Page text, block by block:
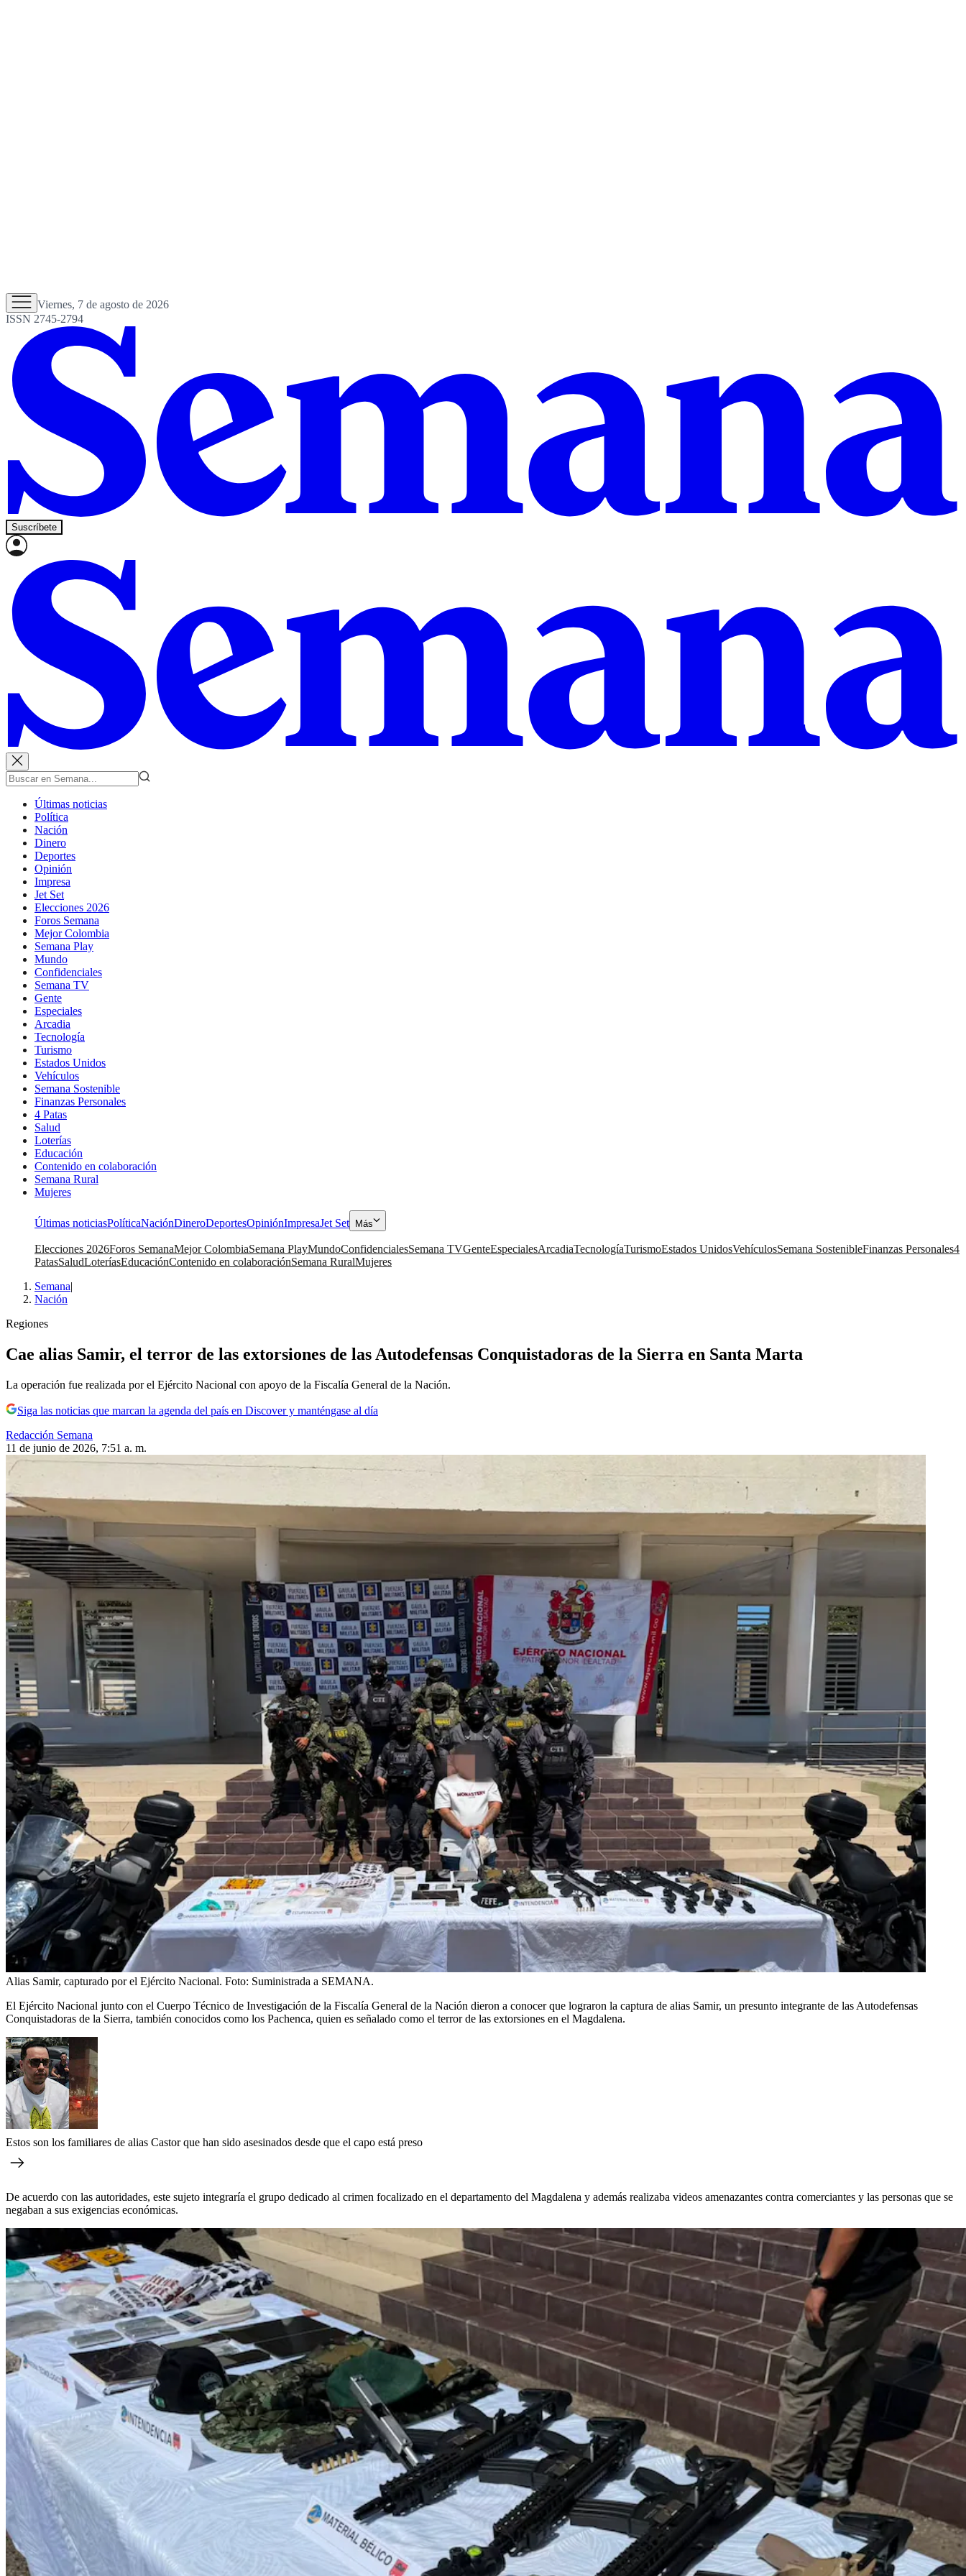
Viernes, 7 de agosto de 2026
ISSN 2745-2794
Suscríbete
Últimas noticias
Política
Nación
Dinero
Deportes
Opinión
Impresa
Jet Set
Elecciones 2026
Foros Semana
Mejor Colombia
Semana Play
Mundo
Confidenciales
Semana TV
Gente
Especiales
Arcadia
Tecnología
Turismo
Estados Unidos
Vehículos
Semana Sostenible
Finanzas Personales
4 Patas
Salud
Loterías
Educación
Contenido en colaboración
Semana Rural
Mujeres
Últimas noticiasPolíticaNaciónDineroDeportesOpiniónImpresaJet Set Más
Elecciones 2026Foros SemanaMejor ColombiaSemana PlayMundoConfidencialesSemana TVGenteEspecialesArcadiaTecnologíaTurismoEstados UnidosVehículosSemana SostenibleFinanzas Personales4
PatasSaludLoteríasEducaciónContenido en colaboraciónSemana RuralMujeres
Semana|
Nación
Regiones
Cae alias Samir, el terror de las extorsiones de las Autodefensas Conquistadoras de la Sierra en Santa Marta
La operación fue realizada por el Ejército Nacional con apoyo de la Fiscalía General de la Nación.
Siga las noticias que marcan la agenda del país en Discover y manténgase al día
Redacción Semana
11 de junio de 2026, 7:51 a. m.
Alias Samir, capturado por el Ejército Nacional. Foto: Suministrada a SEMANA.
El Ejército Nacional junto con el Cuerpo Técnico de Investigación de la Fiscalía General de la Nación dieron a conocer que lograron la captura de alias Samir, un presunto integrante de las Autodefensas
Conquistadoras de la Sierra, también conocidos como los Pachenca, quien es señalado como el terror de las extorsiones en el Magdalena.
Estos son los familiares de alias Castor que han sido asesinados desde que el capo está preso
De acuerdo con las autoridades, este sujeto integraría el grupo dedicado al crimen focalizado en el departamento del Magdalena y además realizaba videos amenazantes contra comerciantes y las personas que se
negaban a sus exigencias económicas.